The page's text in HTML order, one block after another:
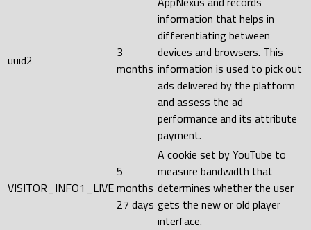
uuid2
3
months
information that helps in
differentiating between
devices and browsers. This
information is used to pick out
ads delivered by the platform
and assess the ad
performance and its attribute
payment.
VISITOR_INFO1_LIVE
5
months
27 days
A cookie set by YouTube to
measure bandwidth that
determines whether the user
gets the new or old player
interface.